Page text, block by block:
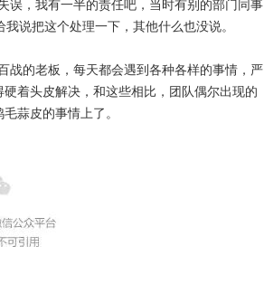
误，我有一半的责任吧，当时有别的部门同事
说把这个处理一下，其他什么也没说。
战的老板，每天都会遇到各种各样的事情，严
着头皮解决，和这些相比，团队偶尔出现的
蒜皮的事情上了。